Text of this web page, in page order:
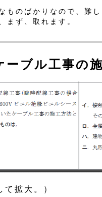
ものばかりなので、難
まず、取れます。
ーブル工事の
拡大。）